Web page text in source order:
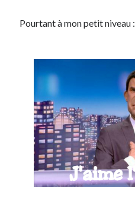
Pourtant à mon petit niveau :